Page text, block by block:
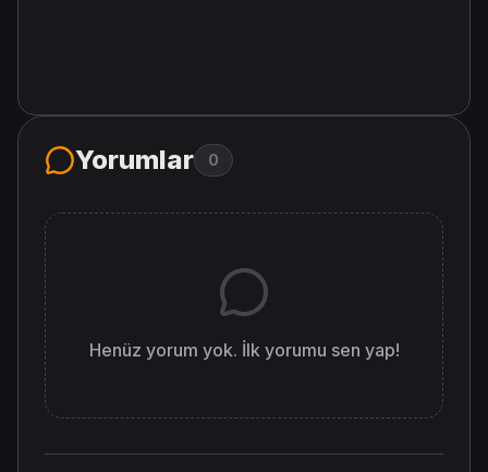
Yorumlar 0
Henüz yorum yok. İlk yorumu sen yap!